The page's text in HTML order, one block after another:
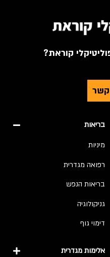
קוראת?
קשר
בריאות
מיניות
רפואה מגדרית
בריאות הנפש
גניקולוגיה
דימוי גוף
אלימות מגדרית